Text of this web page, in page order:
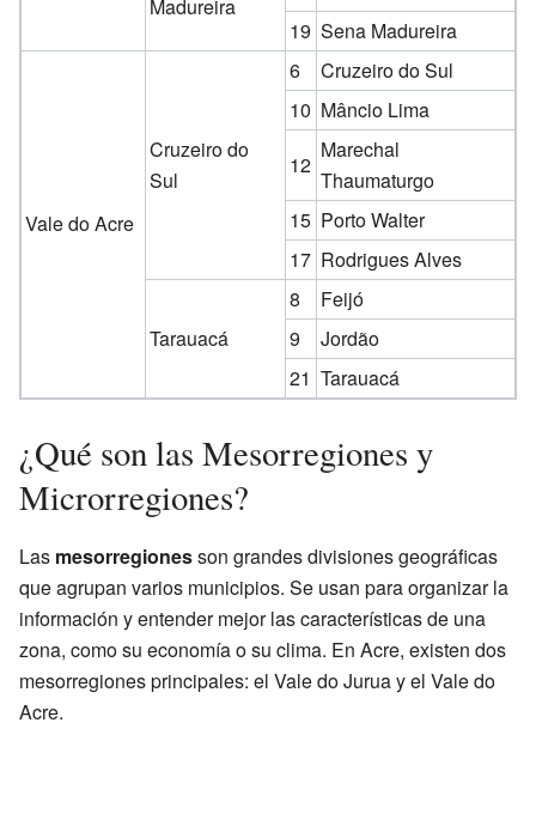
Madureira
19 Sena Madureira
Vale do Acre
Cruzeiro do
Sul
6
Cruzeiro do Sul
10 Mâncio Lima
12
Marechal
Thaumaturgo
15 Porto Walter
17 Rodrigues Alves
Tarauacá
8
Feijó
9
Jordão
21 Tarauacá
¿Qué son las Mesorregiones y
Microrregiones?
Las mesorregionesson grandes divisiones geográficas
que agrupan varios municipios. Se usan para organizar la
información y entender mejor las características de una
zona, como su economía o su clima. En Acre, existen dos
mesorregiones principales: el Vale do Jurua y el Vale do
Acre.